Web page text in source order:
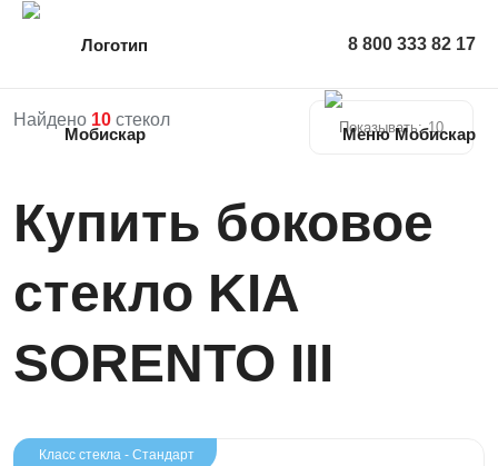
8 800 333 82 17
Найдено 10 стекол Показывать: 10
Купить боковое
стекло KIA
SORENTO III
Класс стекла - Стандарт